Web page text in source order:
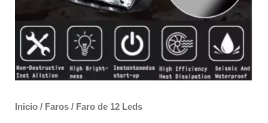
Inicio/ Faros/ Faro de 12 Leds